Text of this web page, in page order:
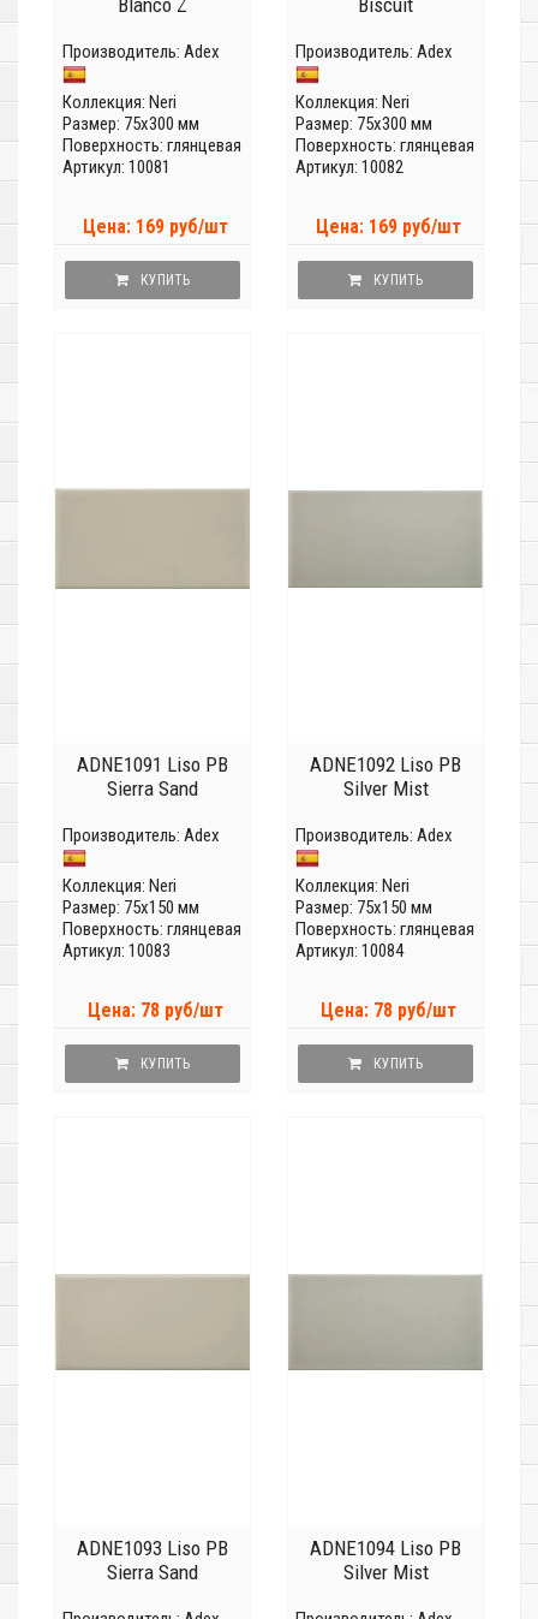
Blanco Z
Производитель: Adex
Коллекция: Neri
Размер: 75x300 мм
Поверхность: глянцевая
Артикул: 10081
Цена: 169 руб/шт
КУПИТЬ
Biscuit
Производитель: Adex
Коллекция: Neri
Размер: 75x300 мм
Поверхность: глянцевая
Артикул: 10082
Цена: 169 руб/шт
КУПИТЬ
ADNE1091 Liso PB
Sierra Sand
Производитель: Adex
Коллекция: Neri
Размер: 75x150 мм
Поверхность: глянцевая
Артикул: 10083
Цена: 78 руб/шт
КУПИТЬ
ADNE1092 Liso PB
Silver Mist
Производитель: Adex
Коллекция: Neri
Размер: 75x150 мм
Поверхность: глянцевая
Артикул: 10084
Цена: 78 руб/шт
КУПИТЬ
ADNE1093 Liso PB
Sierra Sand
ADNE1094 Liso PB
Silver Mist